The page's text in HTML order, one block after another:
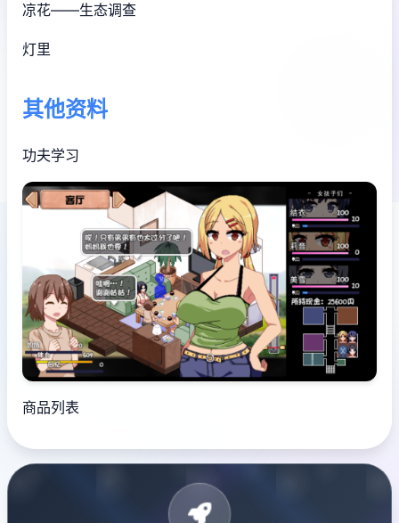
凉花——生态调查
灯里
其他资料
功夫学习
商品列表